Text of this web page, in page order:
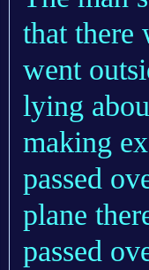
that there
went
lying
making
passed
plane
passed